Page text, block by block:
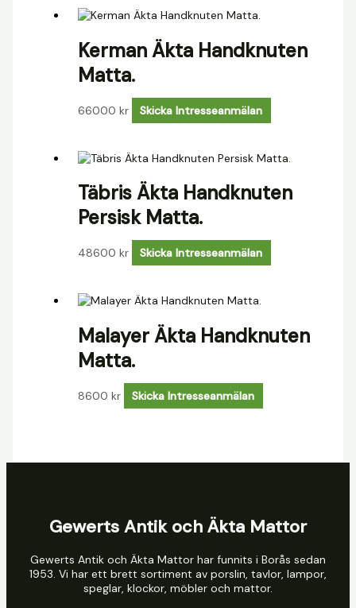
Kerman Äkta Handknuten
Matta.
66000 kr Skicka Intresseanmälan
Täbris Äkta Handknuten
Persisk Matta.
48600 kr Skicka Intresseanmälan
Malayer Äkta Handknuten
Matta.
8600 kr Skicka Intresseanmälan
Gewerts Antik och Äkta Mattor
Gewerts Antik och Äkta Mattor har funnits i Borås sedan
1953. Vi har ett brett sortiment av porslin, tavlor, lampor,
speglar, klockor, möbler och mattor.